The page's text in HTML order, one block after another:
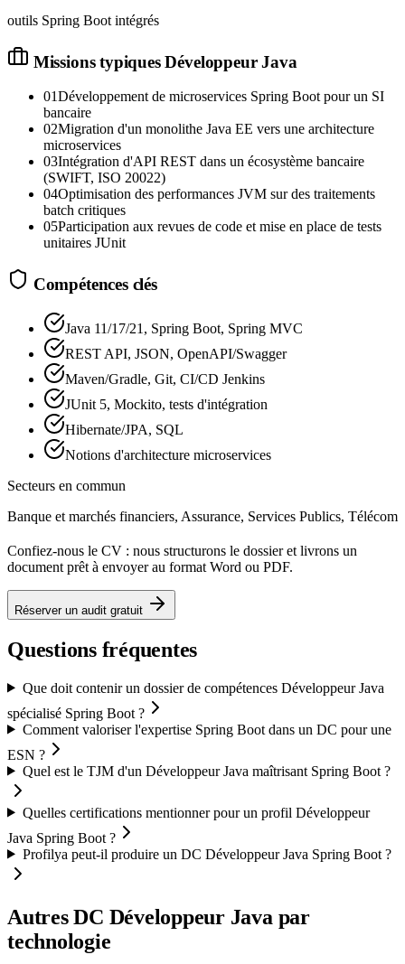
outils Spring Boot intégrés
Missions typiquesDéveloppeur Java
01Développement de microservices Spring Boot pour un SI
bancaire
02Migration d'un monolithe Java EE vers une architecture
microservices
03Intégration d'API REST dans un écosystème bancaire
(SWIFT, ISO 20022)
04Optimisation des performances JVM sur des traitements
batch critiques
05Participation aux revues de code et mise en place de tests
unitaires JUnit
Compétences clés
Java 11/17/21, Spring Boot, Spring MVC
REST API, JSON, OpenAPI/Swagger
Maven/Gradle, Git, CI/CD Jenkins
JUnit 5, Mockito, tests d'intégration
Hibernate/JPA, SQL
Notions d'architecture microservices
Secteurs en commun
Banque et marchés financiers, Assurance, Services Publics, Télécom
Confiez-nous le CV : nous structurons le dossier et livrons un
document prêt à envoyer au format Word ou PDF.
Réserver un audit gratuit
Questions fréquentes
Que doit contenir un dossier de compétences Développeur Java
spécialisé Spring Boot ?
Comment valoriser l'expertise Spring Boot dans un DC pour une
ESN ?
Quel est le TJM d'un Développeur Java maîtrisant Spring Boot ?
Quelles certifications mentionner pour un profil Développeur
Java Spring Boot ?
Profilya peut-il produire un DC Développeur Java Spring Boot ?
Autres DC Développeur Javapar
technologie